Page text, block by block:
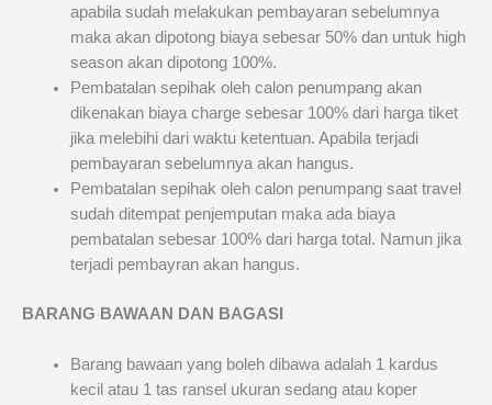
apabila sudah melakukan pembayaran sebelumnya
maka akan dipotong biaya sebesar 50% dan untuk high
season akan dipotong 100%.
Pembatalan sepihak oleh calon penumpang akan
dikenakan biaya charge sebesar 100% dari harga tiket
jika melebihi dari waktu ketentuan. Apabila terjadi
pembayaran sebelumnya akan hangus.
Pembatalan sepihak oleh calon penumpang saat travel
sudah ditempat penjemputan maka ada biaya
pembatalan sebesar 100% dari harga total. Namun jika
terjadi pembayran akan hangus.
BARANG BAWAAN DAN BAGASI
Barang bawaan yang boleh dibawa adalah 1 kardus
kecil atau 1 tas ransel ukuran sedang atau koper